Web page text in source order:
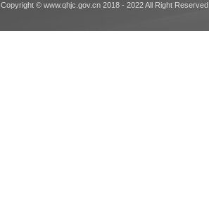
Copyright © www.qhjc.gov.cn 2018 - 2022 All Right Reserved